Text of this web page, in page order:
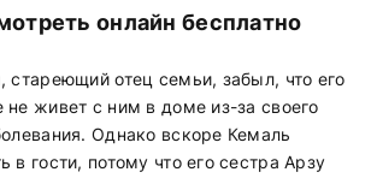
онлайн бесплатно
стареющий отец семьи, забыл, что его
живет с ним в доме из-за своего
Однако вскоре Кемаль
в гости, потому что его сестра Арзу